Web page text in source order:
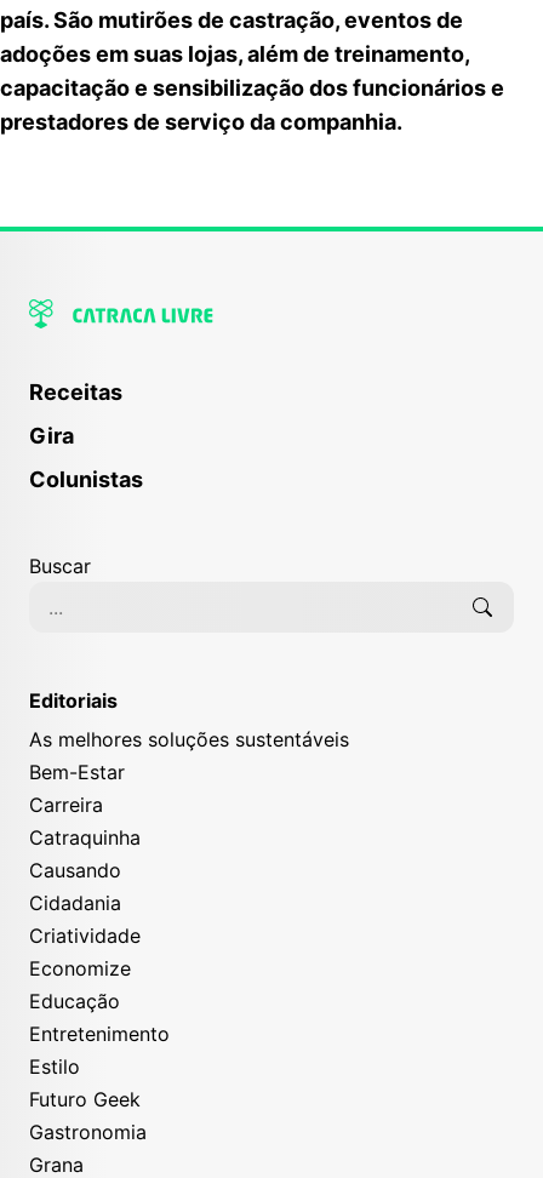
país. São mutirões de castração, eventos de
adoções em suas lojas, além de treinamento,
capacitação e sensibilização dos funcionários e
prestadores de serviço da companhia.
Receitas
Gira
Colunistas
Buscar
Editoriais
As melhores soluções sustentáveis
Bem-Estar
Carreira
Catraquinha
Causando
Cidadania
Criatividade
Economize
Educação
Entretenimento
Estilo
Futuro Geek
Gastronomia
Grana